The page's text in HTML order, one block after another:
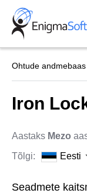
Skip
content
Ohtude andmebaas
Iron
Aastaks Mezo
Tõlgi:
Eesti
Seadmete